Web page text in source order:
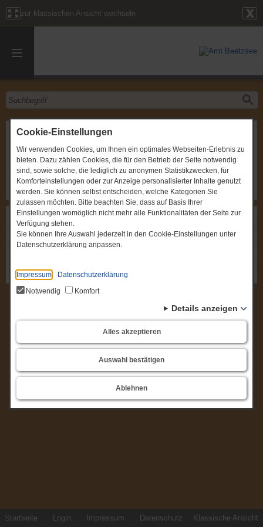
Cookie-Einstellungen
Wir verwenden Cookies, um Ihnen ein optimales Webseiten-Erlebnis zu
bieten. Dazu zählen Cookies, die für den Betrieb der Seite notwendig
sind, sowie solche, die lediglich zu anonymen Statistikzwecken, für
Komforteinstellungen oder zur Anzeige personalisierter Inhalte genutzt
werden. Sie können selbst entscheiden, welche Kategorien Sie
zulassen möchten. Bitte beachten Sie, dass auf Basis Ihrer
Einstellungen womöglich nicht mehr alle Funktionalitäten der Seite zur
Verfügung stehen.
Sie können Ihre Auswahl jederzeit in den Cookie-Einstellungen unter
Datenschutzerklärung anpassen.
Impressum
Datenschutzerklärung
Notwendig
Komfort
Details anzeigen
Alles akzeptieren
Auswahl bestätigen
Ablehnen
zur klassischen Ansicht wechseln
Sitzung des Schulausschusses
Gremium:
Schulausschuss
Zeitpunkt:
18.02.2019, um 19:00 Uhr
Ort:
Amt Beetzsee, Chausseestraße 33b, Sitzungsraum,
EG
Links
Einladung: Sitzung des Schulausschusses
Gremium: Schulausschuss
Startseite Login Impressum Datenschutz Klassische Ansicht